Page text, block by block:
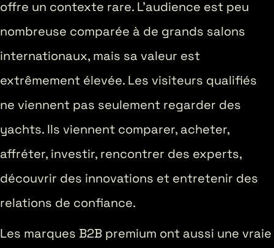
offre un contexte rare. L’audience est peu
nombreuse comparée à de grands salons
internationaux, mais sa valeur est
extrêmement élevée. Les visiteurs qualifiés
ne viennent pas seulement regarder des
yachts. Ils viennent comparer, acheter,
affréter, investir, rencontrer des experts,
découvrir des innovations et entretenir des
relations de confiance.
Les marques B2B premium ont aussi une vraie